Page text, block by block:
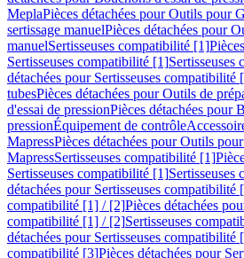
MeplaPièces détachées pour Outils pour
sertissage manuelPièces détachées pour
manuelSertisseuses compatibilité [1]
Sertisseuses compatibilité [1]
détachées pour Sertisseuses compatibilité
tubesPièces détachées pour Outils de
d'essai de pressionPièces détachées pour
pressionÉquipement de contrôle
MapressPièces détachées pour Outils
MapressSertisseuses compatibilité [1]
Sertisseuses compatibilité [1]
détachées pour Sertisseuses compatibilité
compatibilité [1] / [2]Pièces détachées
compatibilité [1] / [2]Sertisseuses
détachées pour Sertisseuses
compatibilité [3]Pièces détachées pour